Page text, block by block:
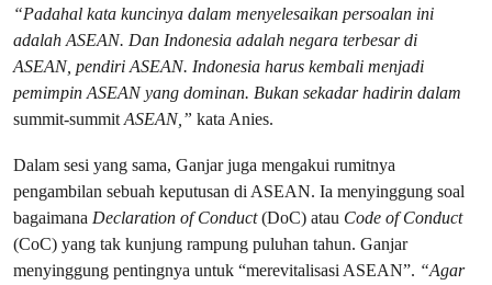
“Padahal kata kuncinya dalam menyelesaikan persoalan ini
adalah ASEAN. Dan Indonesia adalah negara terbesar di
ASEAN, pendiri ASEAN. Indonesia harus kembali menjadi
pemimpin ASEAN yang dominan. Bukan sekadar hadirin dalam
summit-summitASEAN,” kata Anies.
Dalam sesi yang sama, Ganjar juga mengakui rumitnya
pengambilan sebuah keputusan di ASEAN. Ia menyinggung soal
bagaimana Declaration of Conduct(DoC) atau Code of Conduct
(CoC) yang tak kunjung rampung puluhan tahun. Ganjar
menyinggung pentingnya untuk “merevitalisasi ASEAN”. “Agar